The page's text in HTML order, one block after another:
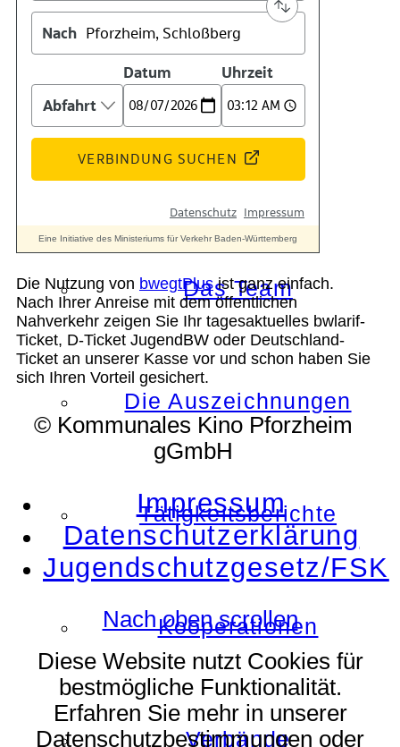
Kontakt
Kino
Das Team
Die Auszeichnungen
Tätigkeitsberichte
Kooperationen
Verbände
Die Nutzung von bwegtPlusist ganz einfach.
Nach Ihrer Anreise mit dem öffentlichen
Nahverkehr zeigen Sie Ihr tagesaktuelles bwlarif-
Ticket, D-Ticket JugendBW oder Deutschland-
Ticket an unserer Kasse vor und schon haben Sie
sich Ihren Vorteil gesichert.
© Kommunales Kino Pforzheim
gGmbH
Impressum
Datenschutzerklärung
Jugendschutzgesetz/FSK
Nach oben scrollen
Diese Website nutzt Cookies für
bestmögliche Funktionalität.
Erfahren Sie mehr in unserer
Datenschutzbestimmungen oder